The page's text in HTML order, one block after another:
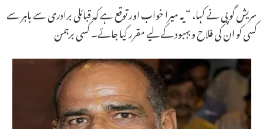
سریش گوپی نے کہا، “یہ میرا خواب اور توقع ہے کہ قبائلی برادری سے باہر سے
کسی کو ان کی فلاح و بہبود کے لیے مقرر کیا جائے۔ کسی برہمن